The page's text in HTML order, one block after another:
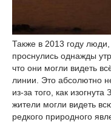
Также в 2013 году
проснулись однажды
что они могли видеть
линии. Это абсолютно
из-за того, как
жители могли видеть
редкого природного